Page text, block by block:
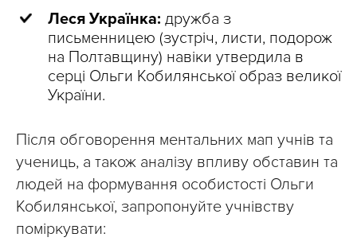
Леся Українка: дружба з
письменницею (зустріч, листи, подорож
на Полтавщину) навіки утвердила в
серці Ольги Кобилянської образ великої
України.
Після обговорення ментальних мап учнів та
учениць, а також аналізу впливу обставин та
людей на формування особистості Ольги
Кобилянської, запропонуйте учнівству
поміркувати: